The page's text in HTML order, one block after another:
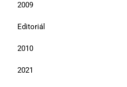
2009
Editoriál
2010
2021